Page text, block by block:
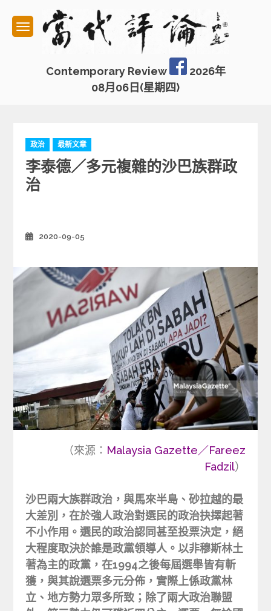
content
Contemporary Review
2026年
08月06日(星期四)
C
a
t
e
g
i
e
政治 最新文章
李泰德／多元複雜的沙巴族群政
治
2020-09-05
（來源： Malaysia Gazette／Fareez
Fadzil）
沙巴兩大族群政治，與馬來半島、砂拉越的最
大差別，在於強人政治對選民的政治抉擇起著
不小作用。選民的政治認同甚至投票決定，絕
大程度取決於誰是政黨領導人。以非穆斯林土
著為主的政黨，在1994之後每屆選舉皆有斬
獲，與其說選票多元分佈，實際上係政黨林
立、地方勢力眾多所致；除了兩大政治聯盟